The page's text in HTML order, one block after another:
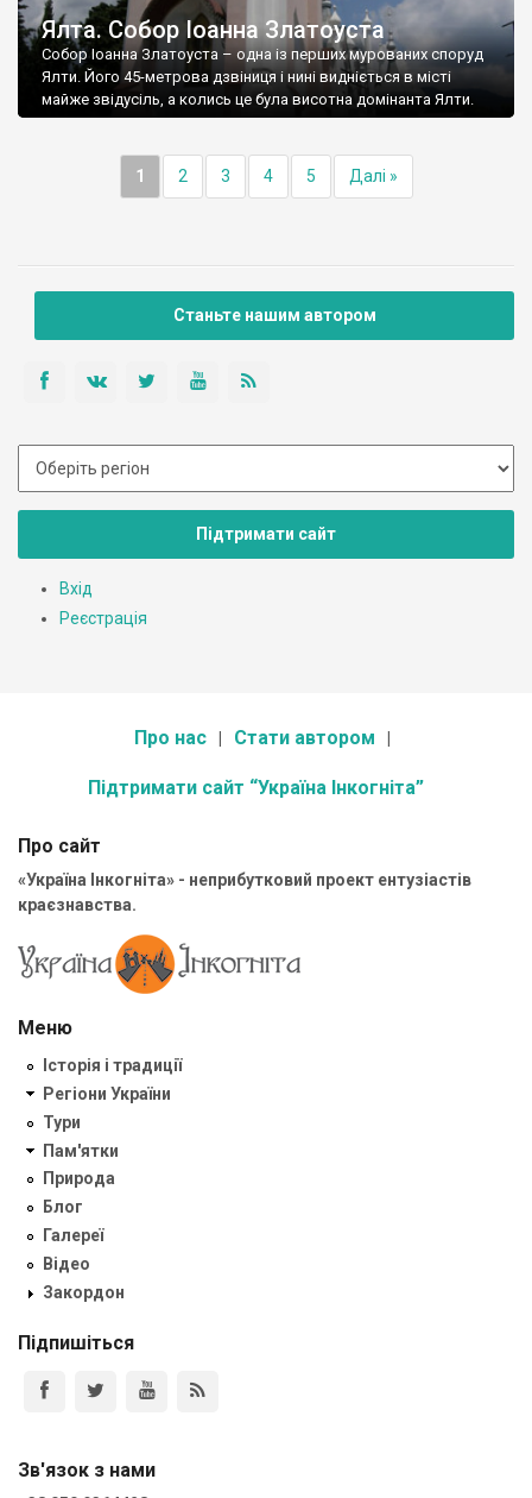
Ялта. Собор Іоанна Златоуста
Собор Іоанна Златоуста – одна із перших мурованих споруд
Ялти. Його 45-метрова дзвіниця і нині видніється в місті
майже звідусіль, а колись це була висотна домінанта Ялти.
1 2 3 4 5 Далі »
Станьте нашим автором
Підтримати сайт
Вхід
Реєстрація
Про нас Стати автором
Підтримати сайт “Україна Інкогніта”
Про сайт
«Україна Інкогніта» - неприбутковий проект ентузіастів
краєзнавства.
Меню
Історія і традиції
Регіони України
Тури
Пам'ятки
Природа
Блог
Галереї
Відео
Закордон
Підпишіться
Зв'язок з нами